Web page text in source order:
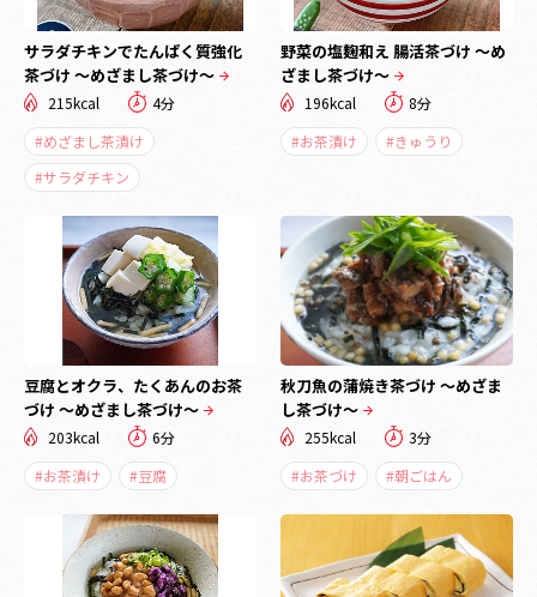
サラダチキンでたんぱく質強化
茶づけ ～めざまし茶づけ～
215kcal
4分
#めざまし茶漬け
#サラダチキン
野菜の塩麹和え 腸活茶づけ ～め
ざまし茶づけ～
196kcal
8分
#お茶漬け
#きゅうり
豆腐とオクラ、たくあんのお茶
づけ ～めざまし茶づけ～
203kcal
6分
#お茶漬け
#豆腐
秋刀魚の蒲焼き茶づけ ～めざま
し茶づけ～
255kcal
3分
#お茶づけ
#朝ごはん